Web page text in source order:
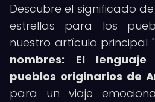
Descubre el significado
estrellas para los
nuestro artículo principal "
nombres: El
pueblos originarios de
para un viaje